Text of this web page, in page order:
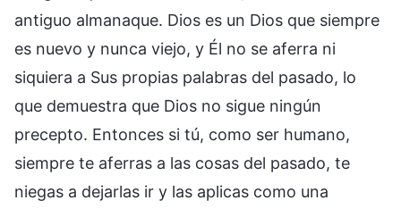
antiguo almanaque. Dios es un Dios que siempre
es nuevo y nunca viejo, y Él no se aferra ni
siquiera a Sus propias palabras del pasado, lo
que demuestra que Dios no sigue ningún
precepto. Entonces si tú, como ser humano,
siempre te aferras a las cosas del pasado, te
niegas a dejarlas ir y las aplicas como una